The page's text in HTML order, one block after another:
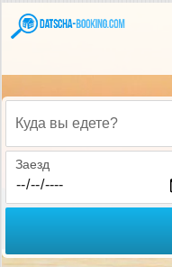
Куда вы едете?
Заезд